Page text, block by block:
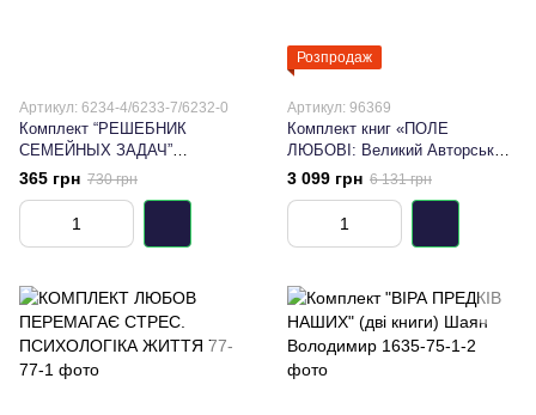
Артикул: 6234-4/6233-7/6232-0
Комплект “РЕШЕБНИК
СЕМЕЙНЫХ ЗАДАЧ”
Подарунковий набір книг
365 грн 730 грн
Розпродаж
Артикул: 96369
Комплект книг «ПОЛЕ
ЛЮБОВІ: Великий Авторський
Архів»
3 099 грн 6 131 грн